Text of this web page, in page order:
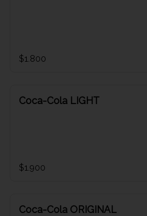
$1.800
Coca-Cola LIGHT
$1.900
Coca-Cola ORIGINAL